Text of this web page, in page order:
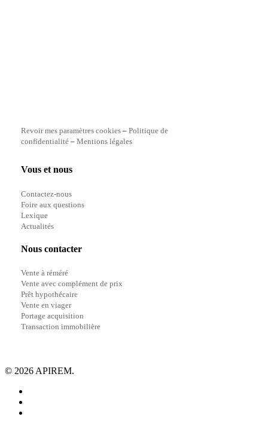
Revoir mes paramètres cookies– Politique de
confidentialité – Mentions légales
Vous et nous
Contactez-nous
Foire aux questions
Lexique
Actualités
Nous contacter
Vente à réméré
Vente avec complément de prix
Prêt hypothécaire
Vente en viager
Portage acquisition
Transaction immobilière
© 2026 APIREM.